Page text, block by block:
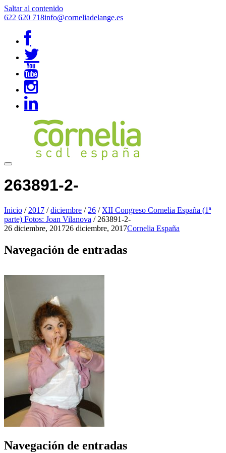
Saltar al contenido
622 620 718info@corneliadelange.es
263891-2-
Inicio / 2017 / diciembre / 26 / XII Congreso Cornelia España (1ª
parte) Fotos: Joan Vilanova / 263891-2-
26 diciembre, 201726 diciembre, 2017Cornelia España
Navegación de entradas
Navegación de entradas